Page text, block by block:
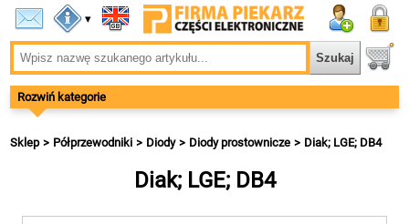
▾
Rozwiń kategorie
Sklep Półprzewodniki Diody Diody prostownicze Diak; LGE; DB4
Diak; LGE; DB4